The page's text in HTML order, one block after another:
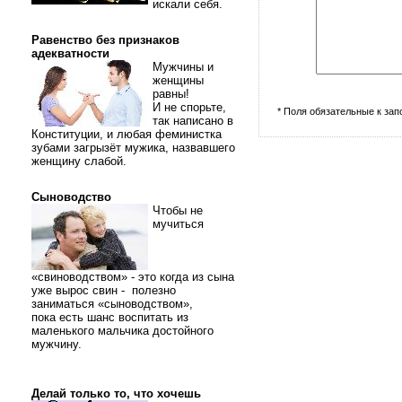
искали себя.
Равенство без признаков
адекватности
Мужчины и
женщины
равны!
И не спорьте,
так написано в
Конституции, и любая феминистка
зубами загрызёт мужика, назвавшего
женщину слабой.
Сыноводство
Чтобы не
мучиться
«свиноводством» - это когда из сына
уже вырос свин - полезно
заниматься «сыноводством»,
пока есть шанс воспитать из
маленького мальчика достойного
мужчину.
Делай только то, что хочешь
* Поля обязательные к